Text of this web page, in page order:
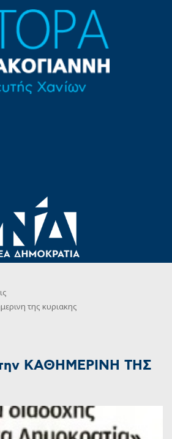
της κυριακης
ΚΑΘΗΜΕΡΙΝΗ ΤΗΣ